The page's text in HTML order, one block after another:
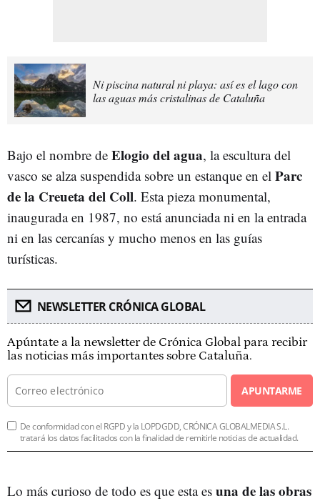
Ni piscina natural ni playa: así es el lago con
las aguas más cristalinas de Cataluña
Bajo el nombre de Elogio del agua, la escultura del
vasco se alza suspendida sobre un estanque en el Parc
de la Creueta del Coll. Esta pieza monumental,
inaugurada en 1987, no está anunciada ni en la entrada
ni en las cercanías y mucho menos en las guías
turísticas.
NEWSLETTER CRÓNICA GLOBAL
Apúntate a la newsletter de Crónica Global para recibir
las noticias más importantes sobre Cataluña.
APUNTARME
De conformidad con el RGPD y la LOPDGDD, CRÓNICA GLOBALMEDIA S.L.
tratará los datos facilitados con la finalidad de remitirle noticias de actualidad.
Lo más curioso de todo es que esta es una de las obras